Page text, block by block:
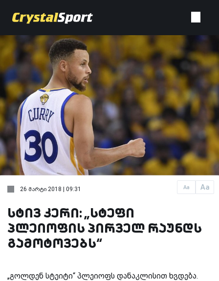
Aa Aa
26 მარტი 2018 | 09:31
სტივ კერი: „სტეფი
პლეიოფის პირველ რაუნდს
გამოტოვებს“
„გოლდენ სტეიტი“ პლეიოფს დანაკლისით ხვდება.